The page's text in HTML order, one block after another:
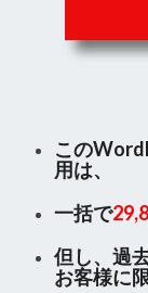
この
用は、
一括で
但し、過
お客様に